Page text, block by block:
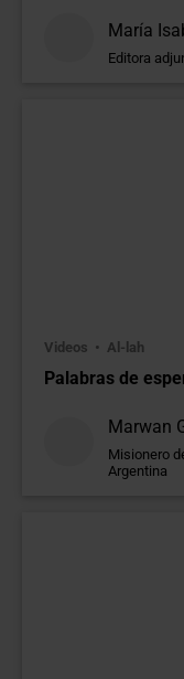
María
Editora
Videos Al-lah
Palabras de
Marwan
Misionero
Argentina